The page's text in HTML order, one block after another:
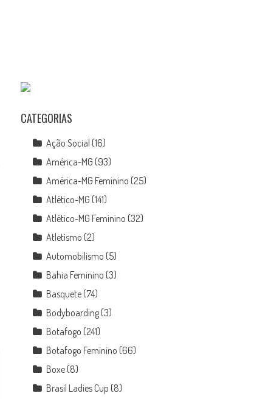
CATEGORIAS
Ação Social (16)
América-MG (93)
América-MG Feminino (25)
Atlético-MG (141)
Atlético-MG Feminino (32)
Atletismo (2)
Automobilismo (5)
Bahia Feminino (3)
Basquete (74)
Bodyboarding (3)
Botafogo (241)
Botafogo Feminino (66)
Boxe (8)
Brasil Ladies Cup (8)